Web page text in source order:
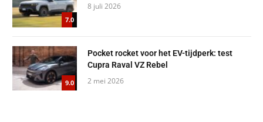
7.0
8 juli 2026
9.0
Pocket rocket voor het EV-tijdperk: test
Cupra Raval VZ Rebel
2 mei 2026